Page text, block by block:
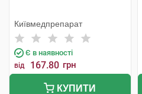
Київмедпрепарат
Є в наявності
від 167.80 грн
КУПИТИ